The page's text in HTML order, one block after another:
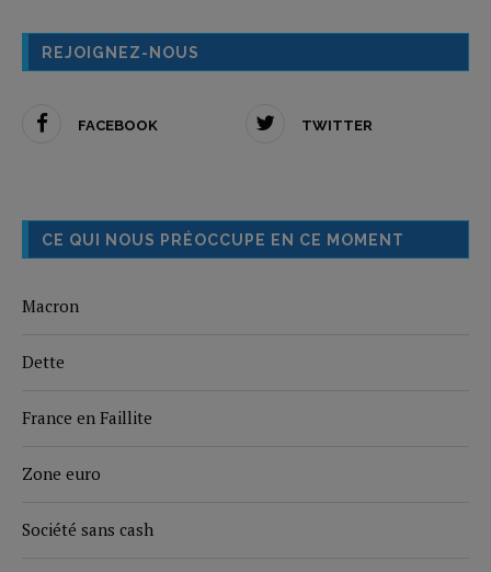
REJOIGNEZ-NOUS
FACEBOOK TWITTER
CE QUI NOUS PRÉOCCUPE EN CE MOMENT
Macron
Dette
France en Faillite
Zone euro
Société sans cash